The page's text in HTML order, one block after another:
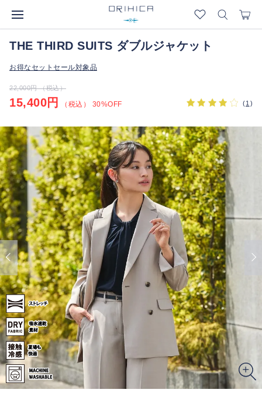
THE THIRD SUITS ダブルジャケット
お得なセットセール対象品
22,000円 （税込）
15,400円 （税込） 30%OFF (1 )